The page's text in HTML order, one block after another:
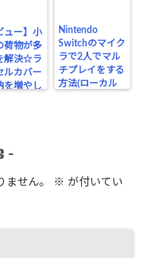
ュー】小
荷物が多
解決☆ラ
ルカバー
を増やし
Nintendo
Switchのマイク
ラで2人でマル
チプレイをする
方法(ローカル
-
せん。 ※ が付いてい